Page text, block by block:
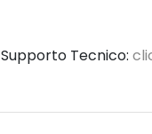
Supporto Tecnico: